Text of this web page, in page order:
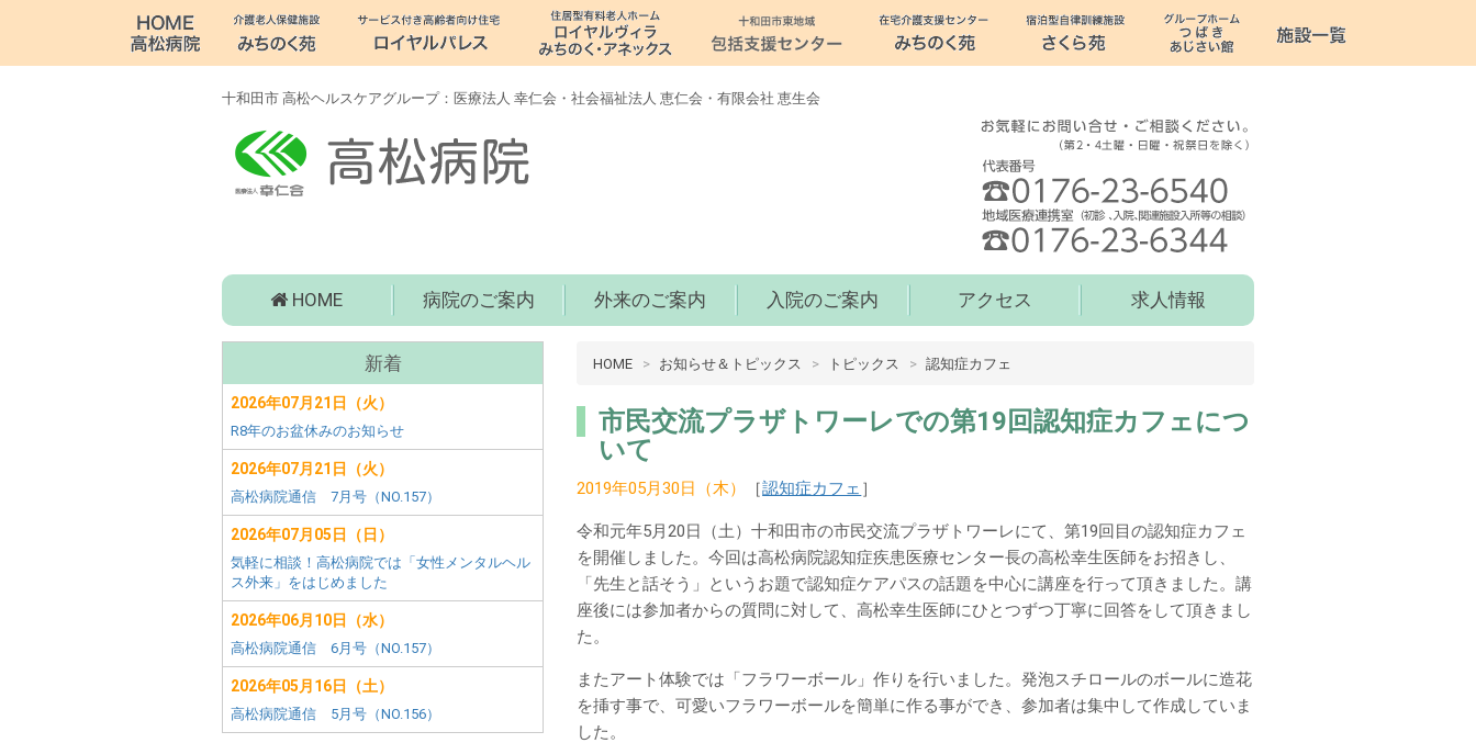
和
十和田市 高松ヘルスケアグループ：医療法人 幸仁会・社会福祉法人 恵仁会・有限会社 恵生会
高
松
病
(青
森
県
十
和
田
市)
メ
ニ
ュ
ー
HOME 病院のご案内 外来のご案内 入院のご案内 アクセス 求人情報
病
介
護
和
田
市
メ
イ
ン
コ
ン
テ
HOME お知らせ＆トピックス トピックス 認知症カフェ
市民交流プラザトワーレでの第19回認知症カフェにつ
いて
2019年05月30日（木） ［認知症カフェ ］
令和元年5月20日（土）十和田市の市民交流プラザトワーレにて、第19回目の認知症カフェ
を開催しました。今回は高松病院認知症疾患医療センター長の高松幸生医師をお招きし、
「先生と話そう」というお題で認知症ケアパスの話題を中心に講座を行って頂きました。講
座後には参加者からの質問に対して、高松幸生医師にひとつずつ丁寧に回答をして頂きまし
た。
またアート体験では「フラワーボール」作りを行いました。発泡スチロールのボールに造花
を挿す事で、可愛いフラワーボールを簡単に作る事ができ、参加者は集中して作成していま
した。
ブ
メ
ニ
ュ
ー
新着
2026年07月21日（火）
R8年のお盆休みのお知らせ
2026年07月21日（火）
高松病院通信 7月号（NO.157）
2026年07月05日（日）
気軽に相談！高松病院では「女性メンタルヘル
ス外来」をはじめました
2026年06月10日（水）
高松病院通信 6月号（NO.157）
2026年05月16日（土）
高松病院通信 5月号（NO.156）